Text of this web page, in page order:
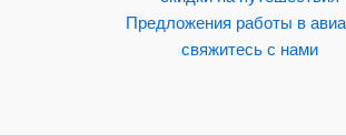
Предложения работы в
свяжитесь с нами